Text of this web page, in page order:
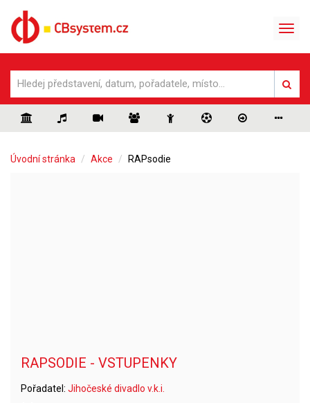
Úvodní stránka Akce RAPsodie
RAPSODIE - VSTUPENKY
Pořadatel: Jihočeské divadlo v.k.i.